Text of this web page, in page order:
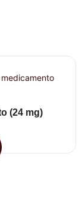
(24 mg)